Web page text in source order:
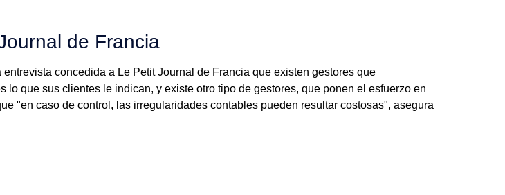
de Francia
concedida a Le Petit Journal de Francia que existen gestores que
que sus clientes le indican, y existe otro tipo de gestores, que ponen el esfuerzo en
"en caso de control, las irregularidades contables pueden resultar costosas", asegura